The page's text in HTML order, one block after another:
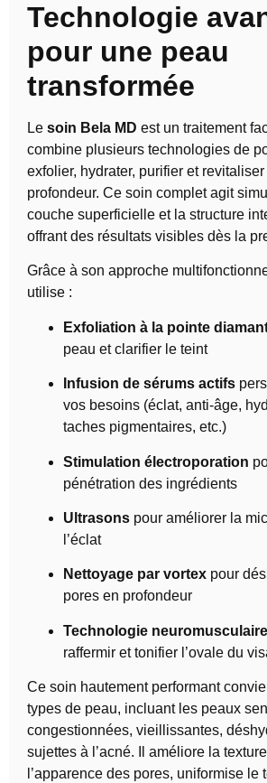
Technologie
pour une peau
transformée
Le soin Bela MD est un traitement
combine plusieurs technologies de
exfolier, hydrater, purifier et
profondeur. Ce soin complet agit
couche superficielle et la structure
offrant des résultats visibles dès la
Grâce à son approche
utilise :
Exfoliation à la pointe
peau et clarifier le teint
Infusion de sérums actifs
vos besoins (éclat, anti-âge,
taches pigmentaires, etc.)
Stimulation électroporation
pénétration des ingrédients
Ultrasons pour améliorer la
l’éclat
Nettoyage par vortex pour
pores en profondeur
Technologie
raffermir et tonifier l’ovale du
Ce soin hautement performant
types de peau, incluant les peaux
congestionnées, vieillissantes,
sujettes à l’acné. Il améliore la
l’apparence des pores, uniformise le